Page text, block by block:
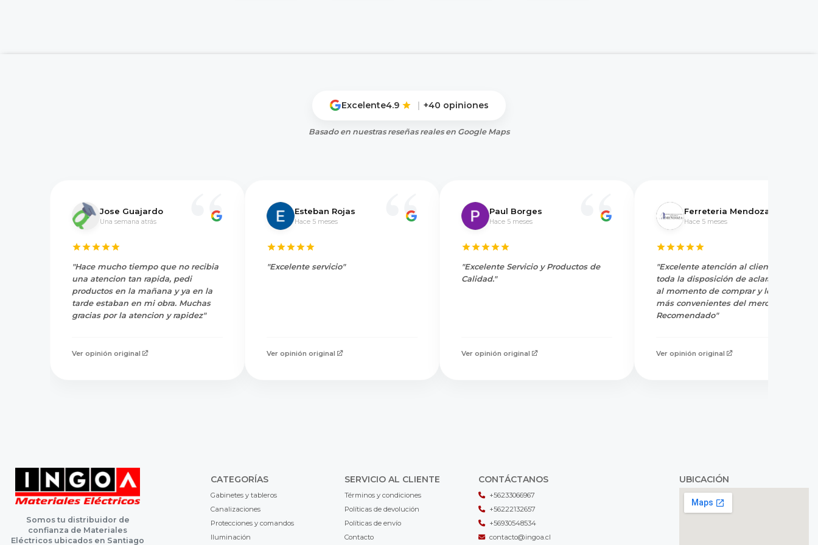
Excelente4.9 | +40 opiniones
Basado en nuestras reseñas reales en Google Maps
Jose Guajardo
Una semana atrás
"Hace mucho tiempo que no recibia
una atencion tan rapida, pedi
productos en la mañana y ya en la
tarde estaban en mi obra. Muchas
gracias por la atencion y rapidez"
Ver opinión original
Esteban Rojas
Hace 5 meses
"Excelente servicio"
Ver opinión original
Paul Borges
Hace 5 meses
"Excelente Servicio y Productos de
Calidad."
Ver opinión original
Ferreteria Mendoza
Hace 5 meses
"Excelente atención al cliente, tienen
toda la disposición de aclarar dudas
al momento de comprar y los precios
más convenientes del mercado.
Recomendado"
Ver opinión original
Somos tu distribuidor de
confianza de Materiales
Eléctricos ubicados en Santiago
CATEGORÍAS
Gabinetes y tableros
Canalizaciones
Protecciones y comandos
Iluminación
SERVICIO AL CLIENTE
Términos y condiciones
Políticas de devolución
Políticas de envío
Contacto
CONTÁCTANOS
+56233066967
+56222132657
+56930548534
contacto@ingoa.cl
UBICACIÓN